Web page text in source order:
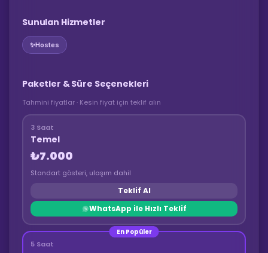
Sunulan Hizmetler
✨Hostes
Paketler & Süre Seçenekleri
Tahmini fiyatlar · Kesin fiyat için teklif alın
3 Saat
Temel
₺7.000
Standart gösteri, ulaşım dahil
Teklif Al
WhatsApp ile Hızlı Teklif
En Popüler
5 Saat